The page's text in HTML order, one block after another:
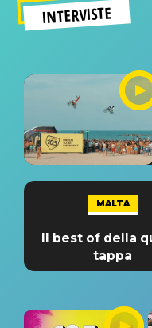
INTERVISTE
MALTA
Il best of della
tappa